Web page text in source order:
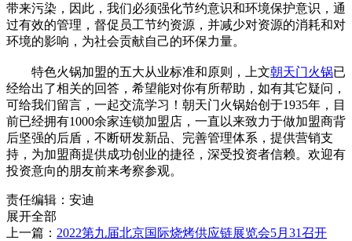
带来污染，因此，我们必须强化节约意识和环境保护意识，通
过有效的管理，督促员工节约资源，并减少对资源的消耗和对
环境的影响，为社会贡献自己的环保力量。
特色火锅加盟的五大从业标准和原则，上文朝天门火锅已
经给出了相关的回答，希望能对你有所帮助，如有其它疑问，
可给我们留言，一起交流学习！朝天门火锅始创于1935年，目
前已经拥有1000余家连锁加盟店，一直以来致力于做加盟商背
后坚强的后盾，不断研发新品、完善管理体系，提供营销支
持，为加盟商提供成功创业的捷径，深受投资者信赖。欢迎有
投资意向的朋友前来考察参观。
责任编辑：安迪
展开全部
上一篇： 2022第九届北京国际烧烤供应链展览会5月31召开